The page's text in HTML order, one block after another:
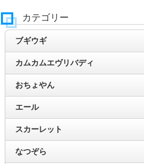
カテゴリー
ブギウギ
カムカムエヴリバディ
おちょやん
エール
スカーレット
なつぞら